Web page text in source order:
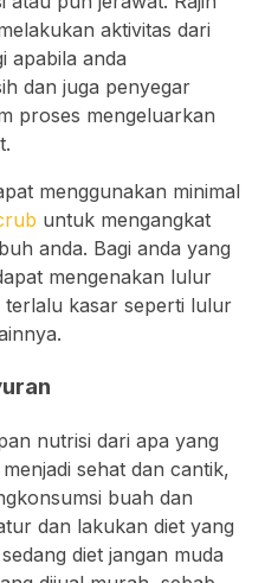
aktivitas dari
apabila anda
dan juga penyegar
proses mengeluarkan
menggunakan minimal
untuk mengangkat
anda. Bagi anda yang
mengenakan lulur
kasar seperti lulur
nutrisi dari apa yang
sehat dan cantik,
buah dan
dan lakukan diet yang
diet jangan muda